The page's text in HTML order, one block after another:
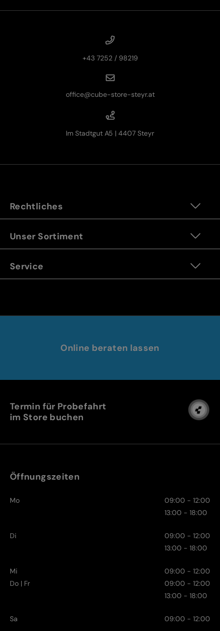
+43 7252 / 98219
office@cube-store-steyr.at
Im Stadtgut A5 | 4407 Steyr
Rechtliches
Unser Sortiment
Service
Online beraten lassen
Termin für Probefahrt
im Store buchen
Öffnungszeiten
Mo
09:00 - 12:00
13:00 - 18:00
Di
09:00 - 12:00
13:00 - 18:00
Mi
09:00 - 12:00
Do | Fr
09:00 - 12:00
13:00 - 18:00
Sa 09:00 - 12:00